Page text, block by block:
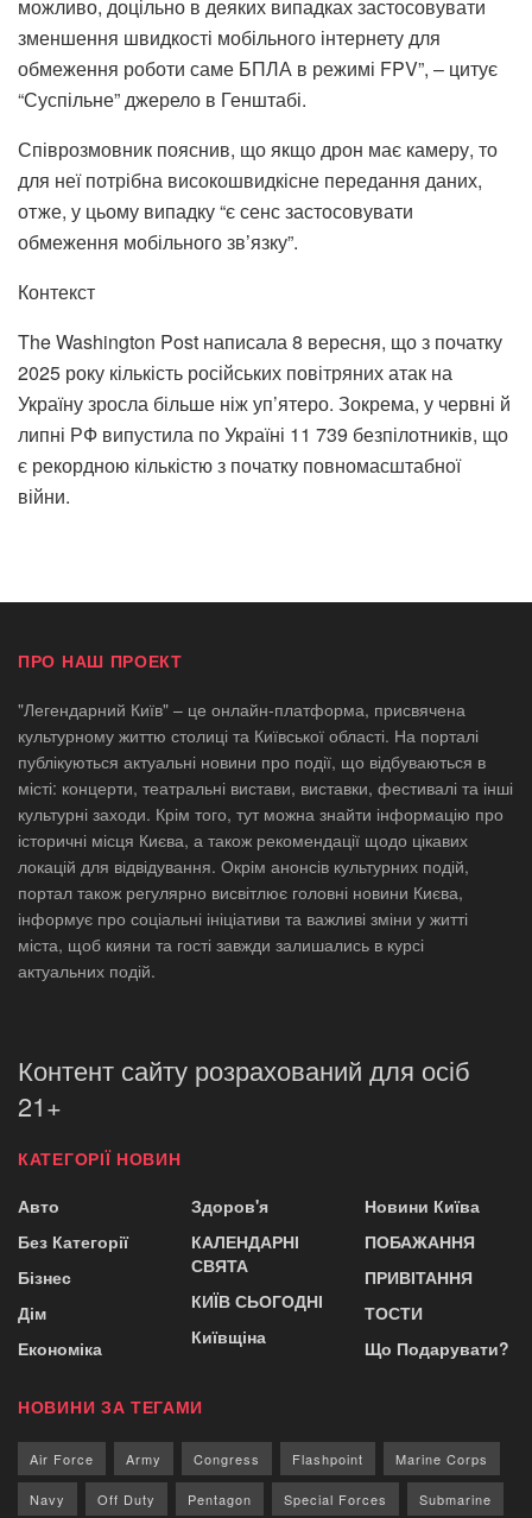
можливо, доцільно в деяких випадках застосовувати
зменшення швидкості мобільного інтернету для
обмеження роботи саме БПЛА в режимі FPV”, – цитує
“Суспільне” джерело в Генштабі.
Співрозмовник пояснив, що якщо дрон має камеру, то
для неї потрібна високошвидкісне передання даних,
отже, у цьому випадку “є сенс застосовувати
обмеження мобільного зв’язку”.
Контекст
The Washington Post написала 8 вересня, що з початку
2025 року кількість російських повітряних атак на
Україну зросла більше ніж уп’ятеро. Зокрема, у червні й
липні РФ випустила по Україні 11 739 безпілотників, що
є рекордною кількістю з початку повномасштабної
війни.
ПРО НАШ ПРОЕКТ
"Легендарний Київ" – це онлайн-платформа, присвячена
культурному життю столиці та Київської області. На порталі
публікуються актуальні новини про події, що відбуваються в
місті: концерти, театральні вистави, виставки, фестивалі та інші
культурні заходи. Крім того, тут можна знайти інформацію про
історичні місця Києва, а також рекомендації щодо цікавих
локацій для відвідування. Окрім анонсів культурних подій,
портал також регулярно висвітлює головні новини Києва,
інформує про соціальні ініціативи та важливі зміни у житті
міста, щоб кияни та гості завжди залишались в курсі
актуальних подій.
Контент сайту розрахований для осіб
21+
КАТЕГОРІЇ НОВИН
Авто
Без Категорії
Бізнес
Дім
Економіка
Здоров'я
КАЛЕНДАРНІ
СВЯТА
КИЇВ СЬОГОДНІ
Київщіна
Новини Київа
ПОБАЖАННЯ
ПРИВІТАННЯ
ТОСТИ
Що Подарувати?
НОВИНИ ЗА ТЕГАМИ
Air Force Army Congress Flashpoint Marine Corps
Navy Off Duty Pentagon Special Forces Submarine